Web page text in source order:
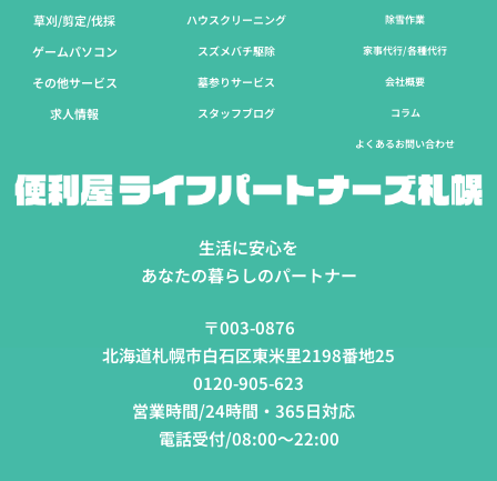
草刈/剪定/伐採​
ゲームパソコン
その他サービス
求人情報
ハウスクリーニング
スズメバチ駆除
墓参りサービス
スタッフブログ
除雪作業
家事代行/各種代行
会社概要
コラム
よくあるお問い合わせ
生活に安心を
あなたの暮らしのパートナー
〒003-0876
北海道札幌市白石区東米里2198番地25
0120-905-623
営業時間/24時間・365日対応
電話受付/08:00～22:00